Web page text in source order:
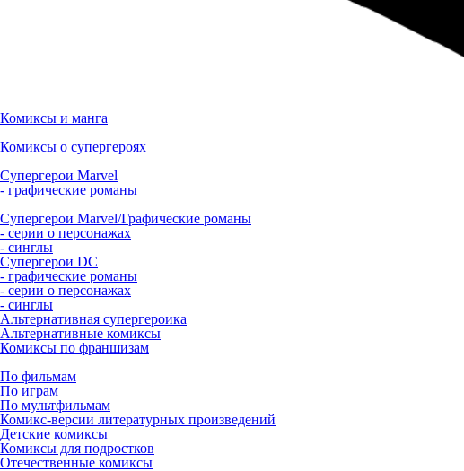
Комиксы и манга
Комиксы о супергероях
Супергерои Marvel
- графические романы
Супергерои Marvel/Графические романы
- серии о персонажах
- синглы
Супергерои DC
- графические романы
- серии о персонажах
- синглы
Альтернативная супергероика
Альтернативные комиксы
Комиксы по франшизам
По фильмам
По играм
По мультфильмам
Комикс-версии литературных произведений
Детские комиксы
Комиксы для подростков
Отечественные комиксы